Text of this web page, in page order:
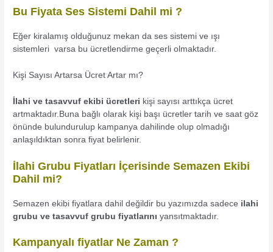
Bu Fiyata Ses Sistemi Dahil mi ?
Eğer kiralamış olduğunuz mekan da ses sistemi ve ışı
sistemleri varsa bu ücretlendirme geçerli olmaktadır.
Kişi Sayısı Artarsa Ücret Artar mı?
İlahi ve tasavvuf ekibi ücretleri kişi sayısı arttıkça ücret
artmaktadır.Buna bağlı olarak kişi başı ücretler tarih ve saat göz
önünde bulundurulup kampanya dahilinde olup olmadığı
anlaşıldıktan sonra fiyat belirlenir.
İlahi Grubu Fiyatları İçerisinde Semazen Ekibi
Dahil mi?
Semazen ekibi fiyatlara dahil değildir bu yazımızda sadece ilahi
grubu ve tasavvuf grubu fiyatlarını yansıtmaktadır.
Kampanyalı fiyatlar Ne Zaman ?